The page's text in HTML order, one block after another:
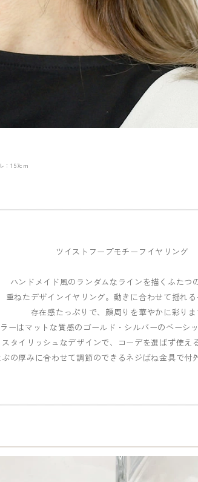
157cm
ツイストフープモチーフイヤリング
ハンドメイド風のランダムなラインを描くふたつ
重ねたデザインイヤリング。動きに合わせて揺れ
存在感たっぷりで、顔周りを華やかに彩りま
ーはマットな質感のゴールド・シルバーのベーシッ
スタイリッシュなデザインで、コーデを選ばず使え
の厚みに合わせて調節のできるネジばね金具で付